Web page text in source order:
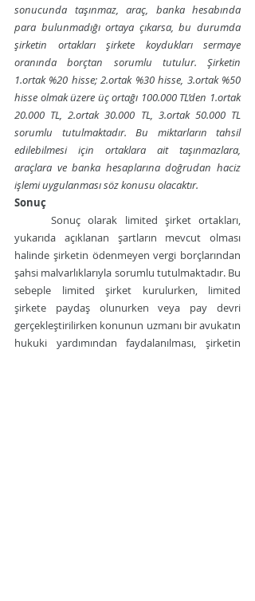
sonucunda taşınmaz, araç, banka hesabında
para bulunmadığı ortaya çıkarsa, bu durumda
şirketin ortakları şirkete koydukları sermaye
oranında borçtan sorumlu tutulur. Şirketin
1.ortak %20 hisse; 2.ortak %30 hisse, 3.ortak %50
hisse olmak üzere üç ortağı 100.000 TL’den 1.ortak
20.000 TL, 2.ortak 30.000 TL, 3.ortak 50.000 TL
sorumlu tutulmaktadır. Bu miktarların tahsil
edilebilmesi için ortaklara ait taşınmazlara,
araçlara ve banka hesaplarına doğrudan haciz
işlemi uygulanması söz konusu olacaktır.
Sonuç
Sonuç olarak limited şirket ortakları,
yukarıda açıklanan şartların mevcut olması
halinde şirketin ödenmeyen vergi borçlarından
şahsi malvarlıklarıyla sorumlu tutulmaktadır. Bu
sebeple limited şirket kurulurken, limited
şirkete paydaş olunurken veya pay devri
gerçekleştirilirken konunun uzmanı bir avukatın
hukuki yardımından faydalanılması, şirketin